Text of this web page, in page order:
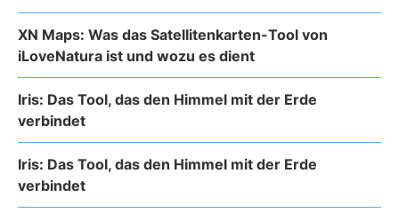
XN Maps: Was das Satellitenkarten-Tool von
iLoveNatura ist und wozu es dient
Iris: Das Tool, das den Himmel mit der Erde
verbindet
Iris: Das Tool, das den Himmel mit der Erde
verbindet